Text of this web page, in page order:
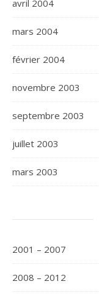
avril 2004
mars 2004
février 2004
novembre 2003
septembre 2003
juillet 2003
mars 2003
2001 – 2007
2008 – 2012